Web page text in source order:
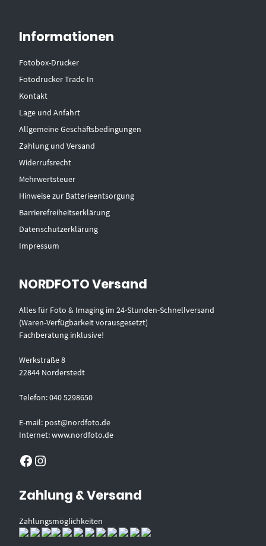
Informationen
Fotobox-Drucker
Fotodrucker Trade In
Kontakt
Lage und Anfahrt
Allgemeine Geschäftsbedingungen
Zahlung und Versand
Widerrufsrecht
Mehrwertsteuer
Hinweise zur Batterieentsorgung
Barrierefreiheitserklärung
Datenschutzerklärung
Impressum
NORDFOTO Versand
Alles für Foto & Imaging im 24-Stunden-Schnellversand
(Waren-Verfügbarkeit vorausgesetzt)
Fachberatung inklusive!
Werkstraße 8
22844 Norderstedt
Telefon: 040 5298650
E-mail: post@nordfoto.de
Internet: www.nordfoto.de
Facebook Instagram
Zahlung & Versand
Zahlungsmöglichkeiten